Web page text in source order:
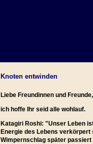
Knoten entwinden
Liebe Freundinnen und Freunde,
ich hoffe Ihr seid alle wohlauf.
Katagiri Roshi: "Unser Leben
Energie des Lebens verkörpert
Wimpernschlag später